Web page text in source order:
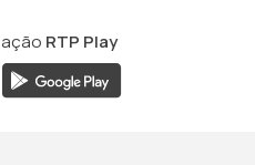
RTP Play